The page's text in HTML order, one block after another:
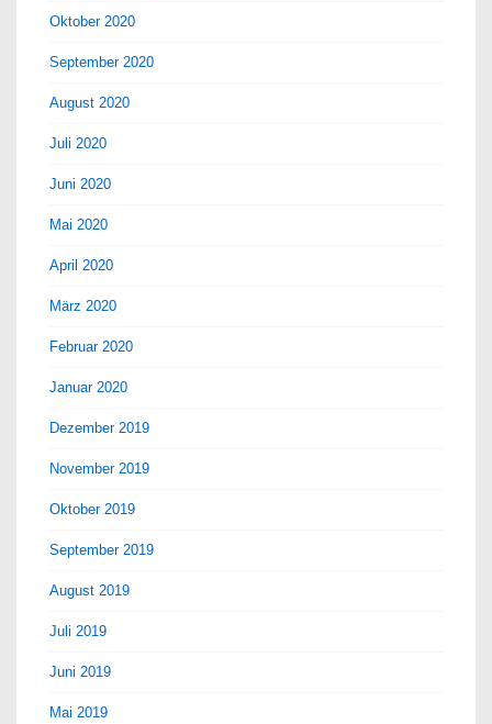
Oktober 2020
September 2020
August 2020
Juli 2020
Juni 2020
Mai 2020
April 2020
März 2020
Februar 2020
Januar 2020
Dezember 2019
November 2019
Oktober 2019
September 2019
August 2019
Juli 2019
Juni 2019
Mai 2019